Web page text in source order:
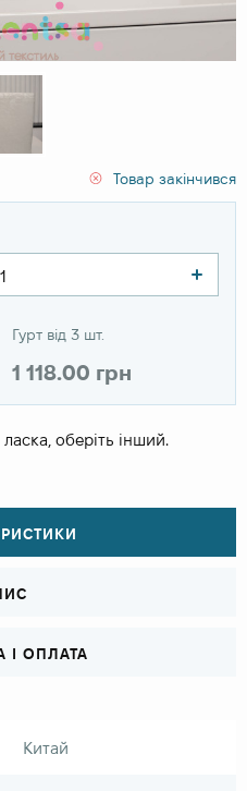
Товар закінчився
Гурт від 3 шт.
1 118.00 грн
оберіть інший.
І ОПЛАТА
Китай